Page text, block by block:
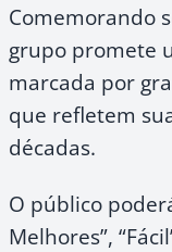
Comemorando
grupo promete
marcada por
que refletem
décadas.
O público
Melhores”,